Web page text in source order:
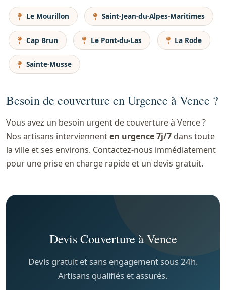
Le Mourillon Saint-Jean-du-Alpes-Maritimes
Cap Brun Le Pont-du-Las La Rode
Sainte-Musse
Besoin de couverture en Urgence à Vence ?
Vous avez un besoin urgent de couverture à Vence ?
Nos artisans interviennenten urgence 7j/7 dans toute
la ville et ses environs. Contactez-nous immédiatement
pour une prise en charge rapide et un devis gratuit.
Devis Couverture à Vence
Devis gratuit et sans engagement sous 24h.
Artisans qualifiés et assurés.